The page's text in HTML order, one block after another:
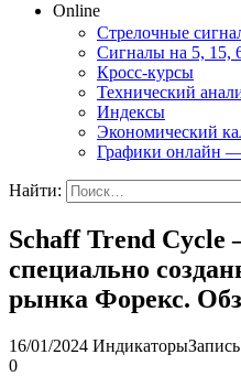
Online
Стрелочные
Сигналы на 5, 15,
Кросс-курсы
Технический
Индексы
Экономический
Графики онлайн
Найти:
Schaff Trend Cycle
специально
рынка Форекс.
16/01/2024 Индикаторы
0